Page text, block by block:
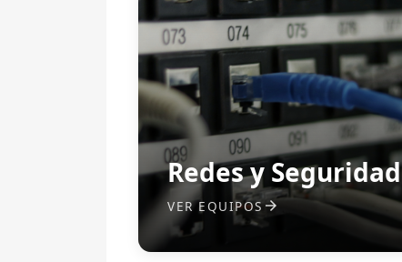
Redes y Seguridad
VER EQUIPOS